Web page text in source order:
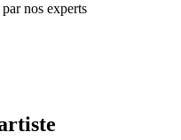
nos experts